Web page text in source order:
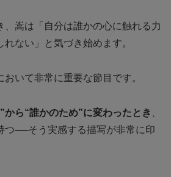
、嵩は「自分は誰かの心に触れる力
ない」と気づき始めます。
いて非常に重要な節目です。
から“誰かのため”に変わったとき
つ──そう実感する描写が非常に印